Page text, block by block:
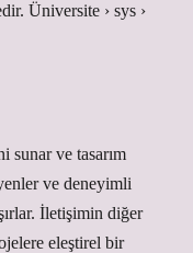
Üniversite › sys ›
sunar ve tasarım
ve deneyimli
İletişimin diğer
eleştirel bir